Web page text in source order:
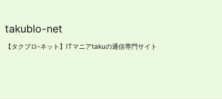
takublo-net
【タクブロ-ネット】ITマニアtakuの通信専門サイト